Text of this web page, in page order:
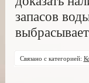
запасов
Связано с категорией: